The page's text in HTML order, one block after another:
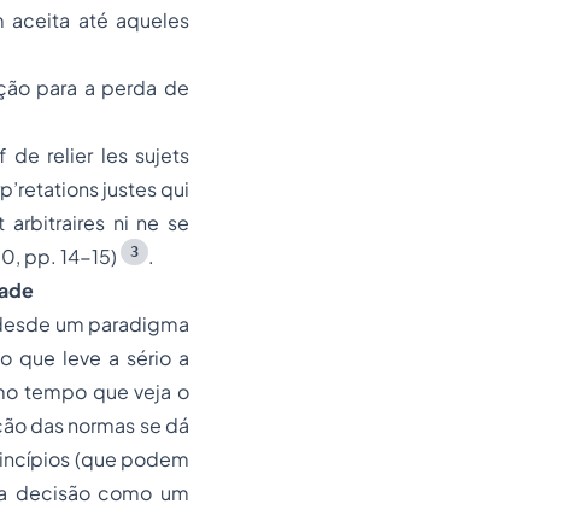
aceita até aqueles
para a perda de
de relier les sujets
justes qui
arbitraires ni ne se
pp. 14-15)
3
.
um paradigma
que leve a sério a
tempo que veja o
das normas se dá
(que podem
decisão como um